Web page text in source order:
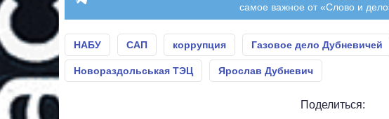
самое важное от «Слово и
НАБУ САП коррупция Газовое дело Дубневичей
Новораздольськая ТЭЦ Ярослав Дубневич
Поделиться: